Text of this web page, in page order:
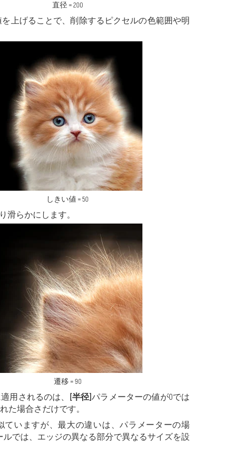
直径 = 200
上げることで、削除するピクセルの色範囲や明
しきい値 = 50
滑らかにします。
遷移 = 90
用されるのは、 [半径]パラメーターの値が0では
た場合さだけです。
ていますが、最大の違いは、パラメーターの場
では、エッジの異なる部分で異なるサイズを設